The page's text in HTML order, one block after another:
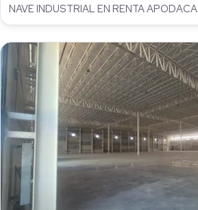
NAVE INDUSTRIAL EN RENTA APODACA